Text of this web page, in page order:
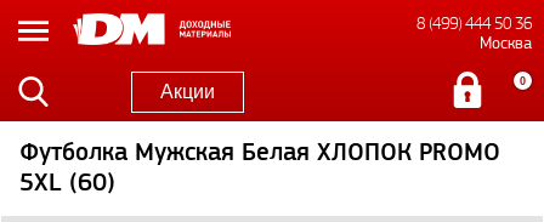
8 (499) 444 50 36
Москва
Акции 0
Футболка Мужская Белая ХЛОПОК PROMO
5XL (60)